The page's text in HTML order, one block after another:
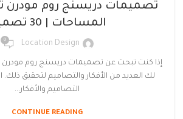
تصميمات دريسنج روم مودرن
المساحات | 30 تصميم
Location Design
0
إذا كنت تبحث عن تصميمات دريسنج روم مودرن
لك العديد من الأفكار والتصاميم لتحقيق
التصاميم والأفكار...
CONTINUE READING